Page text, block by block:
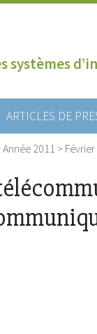
systèmes
ARTICLES DE
Année 2011 > Février